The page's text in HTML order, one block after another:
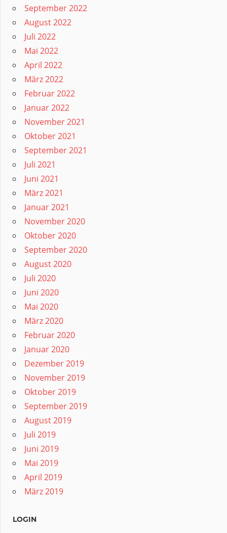
September 2022
August 2022
Juli 2022
Mai 2022
April 2022
März 2022
Februar 2022
Januar 2022
November 2021
Oktober 2021
September 2021
Juli 2021
Juni 2021
März 2021
Januar 2021
November 2020
Oktober 2020
September 2020
August 2020
Juli 2020
Juni 2020
Mai 2020
März 2020
Februar 2020
Januar 2020
Dezember 2019
November 2019
Oktober 2019
September 2019
August 2019
Juli 2019
Juni 2019
Mai 2019
April 2019
März 2019
LOGIN